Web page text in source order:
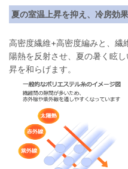
夏の室温上昇を抑え、冷房効
高密度繊維+高密度編みと、繊
陽熱を反射させ、夏の暑く眩
昇を和らげます。